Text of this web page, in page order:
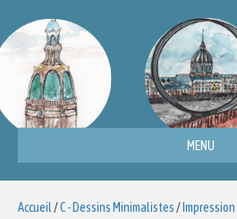
MENU
Accueil /C - Dessins Minimalistes /